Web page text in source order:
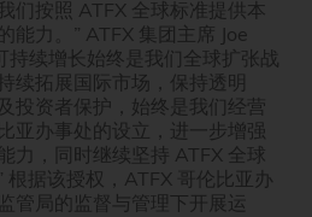
们按照 ATFX 全球标准提供本
能力。” ATFX 集团主席 Joe
持续增长始终是我们全球扩张战
续拓展国际市场，保持透明
投资者保护，始终是我们经营
亚办事处的设立，进一步增强
力，同时继续坚持 ATFX 全球
根据该授权，ATFX 哥伦比亚办
管局的监督与管理下开展运